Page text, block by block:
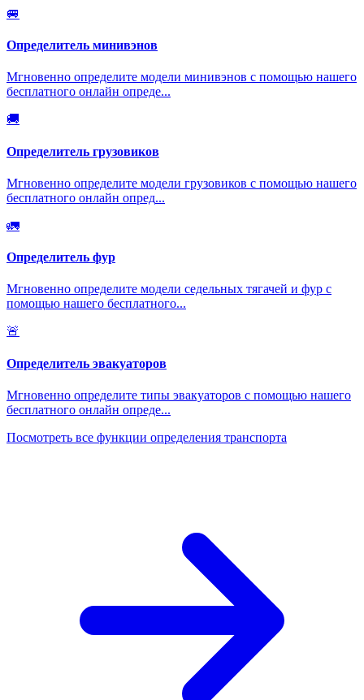
🚐
Определитель минивэнов
Мгновенно определите модели минивэнов с помощью нашего
бесплатного онлайн опреде...
🚚
Определитель грузовиков
Мгновенно определите модели грузовиков с помощью нашего
бесплатного онлайн опред...
🚛
Определитель фур
Мгновенно определите модели седельных тягачей и фур с
помощью нашего бесплатного...
🚨
Определитель эвакуаторов
Мгновенно определите типы эвакуаторов с помощью нашего
бесплатного онлайн опреде...
Посмотреть все функции определения транспорта